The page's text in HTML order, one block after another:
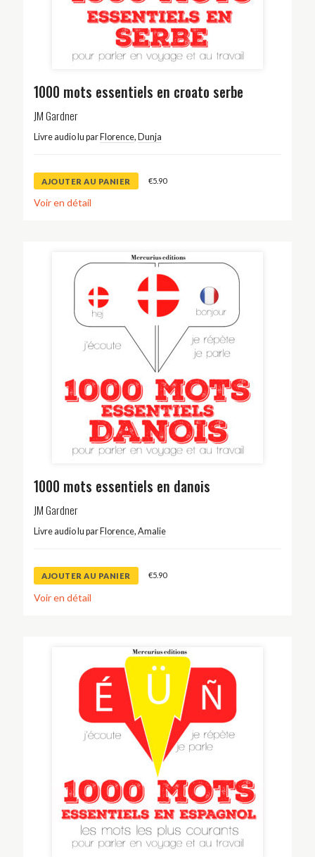
1000 mots essentiels en croato serbe
JM Gardner
Livre audio lu parFlorence, Dunja
AJOUTER AU PANIER €5.90
Voir en détail
1000 mots essentiels en danois
JM Gardner
Livre audio lu par Florence, Amalie
AJOUTER AU PANIER €5.90
Voir en détail